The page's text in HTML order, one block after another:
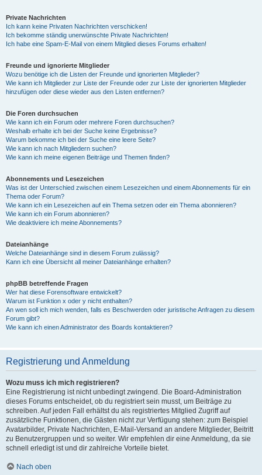
Private Nachrichten
Ich kann keine Privaten Nachrichten verschicken!
Ich bekomme ständig unerwünschte Private Nachrichten!
Ich habe eine Spam-E-Mail von einem Mitglied dieses Forums erhalten!
Freunde und ignorierte Mitglieder
Wozu benötige ich die Listen der Freunde und ignorierten Mitglieder?
Wie kann ich Mitglieder zur Liste der Freunde oder zur Liste der ignorierten Mitglieder
hinzufügen oder diese wieder aus den Listen entfernen?
Die Foren durchsuchen
Wie kann ich ein Forum oder mehrere Foren durchsuchen?
Weshalb erhalte ich bei der Suche keine Ergebnisse?
Warum bekomme ich bei der Suche eine leere Seite?
Wie kann ich nach Mitgliedern suchen?
Wie kann ich meine eigenen Beiträge und Themen finden?
Abonnements und Lesezeichen
Was ist der Unterschied zwischen einem Lesezeichen und einem Abonnements für ein
Thema oder Forum?
Wie kann ich ein Lesezeichen auf ein Thema setzen oder ein Thema abonnieren?
Wie kann ich ein Forum abonnieren?
Wie deaktiviere ich meine Abonnements?
Dateianhänge
Welche Dateianhänge sind in diesem Forum zulässig?
Kann ich eine Übersicht all meiner Dateianhänge erhalten?
phpBB betreffende Fragen
Wer hat diese Forensoftware entwickelt?
Warum ist Funktion x oder y nicht enthalten?
An wen soll ich mich wenden, falls es Beschwerden oder juristische Anfragen zu diesem
Forum gibt?
Wie kann ich einen Administrator des Boards kontaktieren?
Registrierung und Anmeldung
Wozu muss ich mich registrieren?
Eine Registrierung ist nicht unbedingt zwingend. Die Board-Administration
dieses Forums entscheidet, ob du registriert sein musst, um Beiträge zu
schreiben. Auf jeden Fall erhältst du als registriertes Mitglied Zugriff auf
zusätzliche Funktionen, die Gästen nicht zur Verfügung stehen: zum Beispiel
Avatarbilder, Private Nachrichten, E-Mail-Versand an andere Mitglieder, Beitritt
zu Benutzergruppen und so weiter. Wir empfehlen dir eine Anmeldung, da sie
schnell erledigt ist und dir zahlreiche Vorteile bietet.
Nach oben